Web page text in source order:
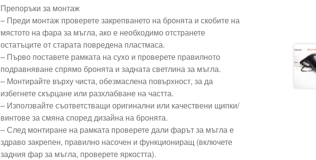
Препоръки за монтаж
– Преди монтаж проверете закрепването на бронята и скобите на
мястото на фара за мъгла, ако е необходимо отстранете
остатъците от старата повредена пластмаса.
– Първо поставете рамката на сухо и проверете правилното
подравняване спрямо бронята и задната светлина за мъгла.
– Монтирайте върху чиста, обезмаслена повърхност, за да
избегнете скърцане или разхлабване на частта.
– Използвайте съответстващи оригинални или качествени щипки/
винтове за смяна според дизайна на бронята.
– След монтиране на рамката проверете дали фарът за мъгла е
здраво закрепен, правилно насочен и функциониращ (включете
задния фар за мъгла, проверете яркостта).